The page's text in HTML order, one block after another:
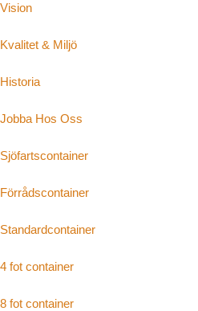
Vision
Kvalitet & Miljö
Historia
Jobba Hos Oss
Sjöfartscontainer
Förrådscontainer
Standardcontainer
4 fot container
8 fot container